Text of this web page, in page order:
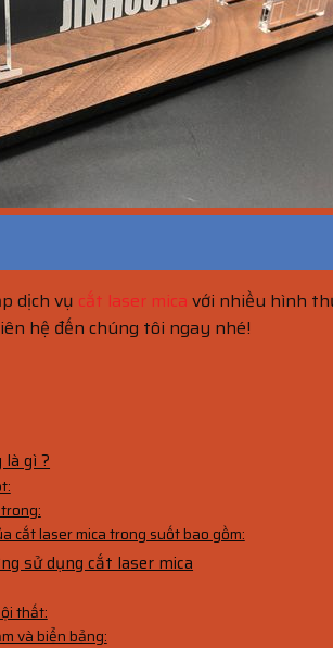
dịch vụ cắt laser mica với nhiều hình
hệ đến chúng tôi ngay nhé!
gì ?
cắt laser mica trong suốt bao gồm:
sử dụng cắt laser mica
thất:
và biển bảng: